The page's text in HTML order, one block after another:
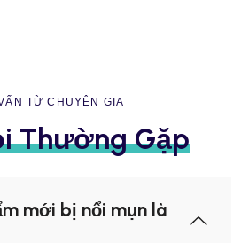
TỪ CHUYÊN GIA
Thường Gặp
mới bị nổi mụn là